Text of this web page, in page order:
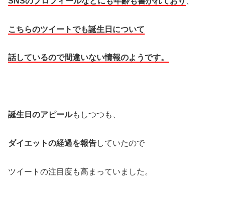
こちらのツイートでも誕生日について
話しているので間違いない情報のようです。
誕生日のアピールもしつつも、
ダイエットの経過を報告していたので
ツイートの注目度も高まっていました。